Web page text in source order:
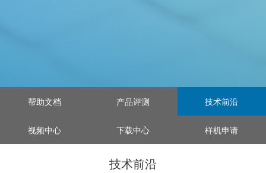
帮助文档 产品评测 技术前沿
视频中心 下载中心 样机申请
技术前沿